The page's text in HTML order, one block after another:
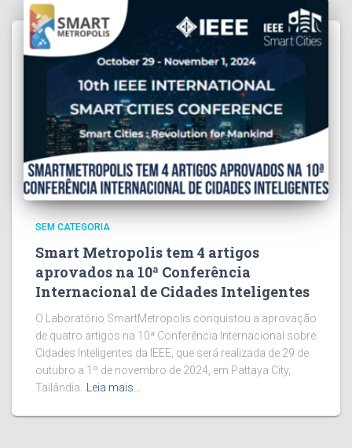
SEM CATEGORIA
Smart Metropolis tem 4 artigos
aprovados na 10ª Conferência
Internacional de Cidades Inteligentes
O Laboratório SmartMetropolis conquistou a aprovação
de quatro artigos na 10ª Conferência Internacional sobre
Cidades Inteligentes da IEEE, que será realizada de 29 de
outubro a 1º de novembro de 2024, em Pattaya City,
Tailândia.
Leia mais…